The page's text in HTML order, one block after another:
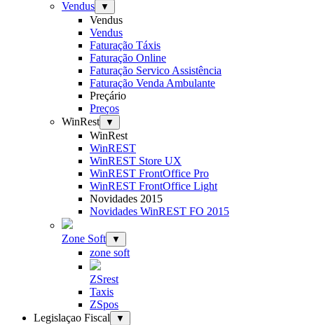
Vendus
▼
Vendus
Vendus
Faturação Táxis
Faturação Online
Faturação Servico Assistência
Faturação Venda Ambulante
Preçário
Preços
WinRest
▼
WinRest
WinREST
WinREST Store UX
WinREST FrontOffice Pro
WinREST FrontOffice Light
Novidades 2015
Novidades WinREST FO 2015
Zone Soft ▼
zone soft
ZSrest
Taxis
ZSpos
Legislaçao Fiscal
▼